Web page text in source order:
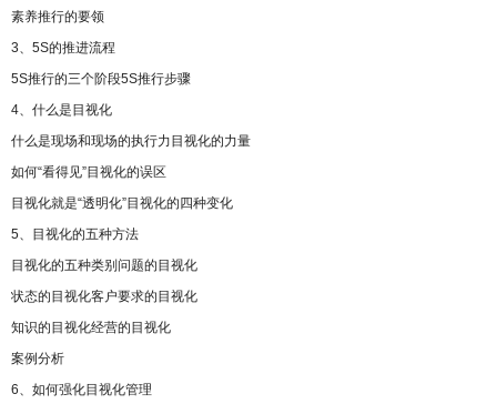
素养推行的要领
3、5S的推进流程
5S推行的三个阶段5S推行步骤
4、什么是目视化
什么是现场和现场的执行力目视化的力量
如何“看得见”目视化的误区
目视化就是“透明化”目视化的四种变化
5、目视化的五种方法
目视化的五种类别问题的目视化
状态的目视化客户要求的目视化
知识的目视化经营的目视化
案例分析
6、如何强化目视化管理